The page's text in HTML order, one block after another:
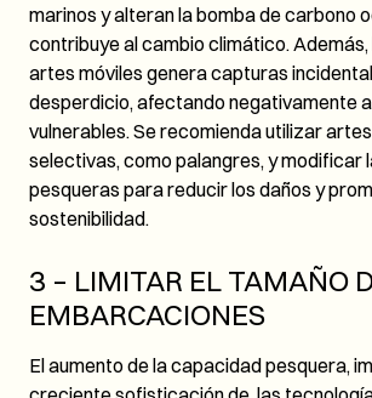
marinos y alteran la bomba de carbono
contribuye al cambio climático.
artes móviles genera capturas
desperdicio, afectando negativamente
vulnerables. Se recomienda utilizar
selectivas, como palangres, y modificar
pesqueras para reducir los daños y
sostenibilidad.
3 – LIMITAR EL TAMAÑO
EMBARCACIONES
El aumento de la capacidad pesquera,